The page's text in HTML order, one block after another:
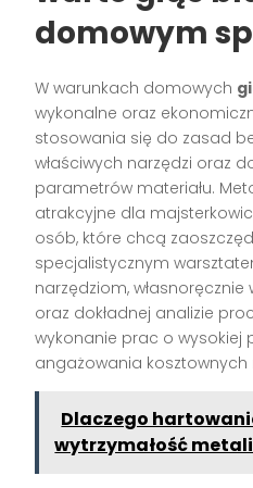
domowym
W warunkach domowych
wykonalne oraz
stosowania się do zasad
właściwych narzędzi oraz
parametrów materiału.
atrakcyjne dla
osób, które chcą
specjalistycznym
narzędziom,
oraz dokładnej analizie
wykonanie prac o wysokiej
angażowania kosztownych
Dlaczego
wytrzymałość